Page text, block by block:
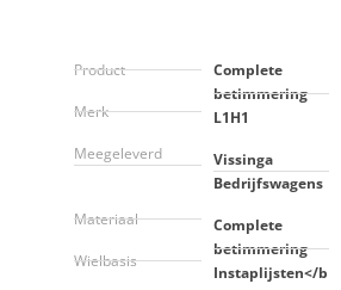
Product
Merk
Meegeleverd
Materiaal
Wielbasis
Complete
betimmering
L1H1
Vissinga
Bedrijfswagens
Complete
betimmering
Instaplijsten</b